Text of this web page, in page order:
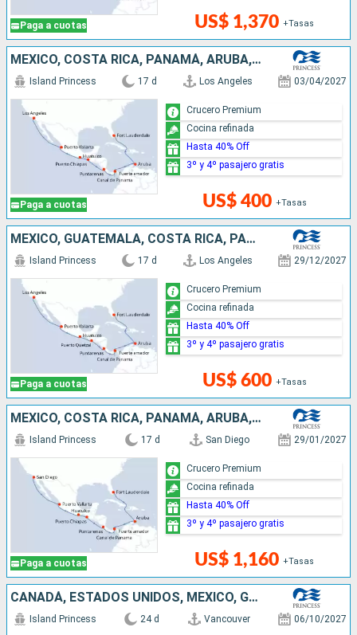
Paga a cuotas US$ 1,370 +Tasas
MÉXICO, COSTA RICA, PANAMÁ, ARUBA, ESTADOS UNIDOS
Paga a cuotas
Island Princess 17 d Los Angeles 03/04/2027
US$ 400 +Tasas
Crucero Premium
Cocina refinada
Hasta 40% Off
3º y 4º pasajero gratis
MÉXICO, GUATEMALA, COSTA RICA, PANAMÁ, ARUBA, ESTADOS UNIDOS
Paga a cuotas
Island Princess 17 d Los Angeles 29/12/2027
US$ 600 +Tasas
Crucero Premium
Cocina refinada
Hasta 40% Off
3º y 4º pasajero gratis
MÉXICO, COSTA RICA, PANAMÁ, ARUBA, ESTADOS UNIDOS
Paga a cuotas
Island Princess 17 d San Diego 29/01/2027
US$ 1,160 +Tasas
Crucero Premium
Cocina refinada
Hasta 40% Off
3º y 4º pasajero gratis
CANADÁ, ESTADOS UNIDOS, MÉXICO, GUATEMALA, COSTA RICA, PANAMÁ, ARUBA
Island Princess 24 d Vancouver 06/10/2027